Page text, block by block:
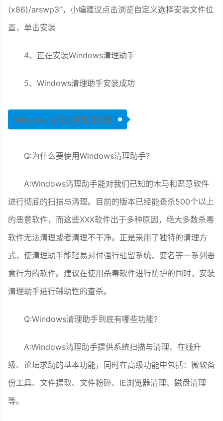
(x86)/arswp3”，小编建议点击浏览自定义选择安装文件位
置，单击安装
4、正在安装Windows清理助手
5、Windows清理助手安装成功
Windows清理助手常见问题
Q:为什么要使用Windows清理助手?
A:Windows清理助手能对我们已知的木马和恶意软件
进行彻底的扫描与清理。目前的版本已经能查杀500个以上
的恶意软件，而这些XXX软件出于多种原因，绝大多数杀毒
软件无法清理或者清理不干净。正是采用了独特的清理方
式，使清理助手能轻易对付强行驻留系统、变名等一系列恶
意行为的软件。建议在使用杀毒软件进行防护的同时，安装
清理助手进行辅助性的查杀。
Q:Windows清理助手到底有哪些功能?
A:Windows清理助手提供系统扫描与清理、在线升
级、论坛求助的基本功能，同时在高级功能中包括：微软备
份工具、文件提取、文件粉碎、IE浏览器清理、磁盘清理
等。